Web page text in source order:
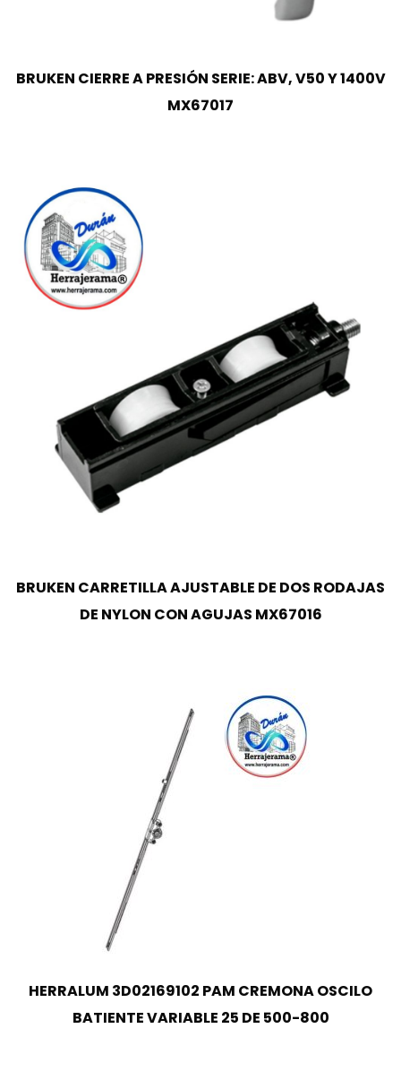
BRUKEN CIERRE A PRESIÓN SERIE: ABV, V50 Y 1400V
MX67017
BRUKEN CARRETILLA AJUSTABLE DE DOS RODAJAS
DE NYLON CON AGUJAS MX67016
HERRALUM 3D02169102 PAM CREMONA OSCILO
BATIENTE VARIABLE 25 DE 500-800